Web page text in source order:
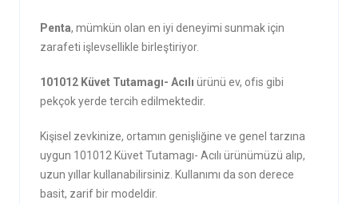
Penta, mümkün olan en iyi deneyimi sunmak için
zarafeti işlevsellikle birleştiriyor.
101012 Küvet Tutamagı- Acılı ürünü ev, ofis gibi
pekçok yerde tercih edilmektedir.
Kişisel zevkinize, ortamın genişliğine ve genel tarzına
uygun 101012 Küvet Tutamagı- Acılı ürünümüzü alıp,
uzun yıllar kullanabilirsiniz. Kullanımı da son derece
basit, zarif bir modeldir.